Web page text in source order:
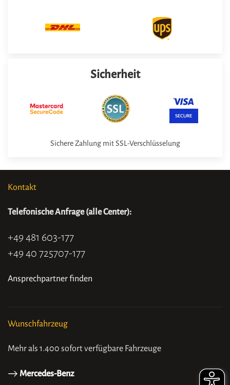
Sicherheit
Sichere Zahlung mit SSL-Verschlüsselung
Kontakt
Telefonische Anfrage (alle Center):
+49 481 603-177
+49 40 725707-177
Ansprechpartner finden
Wunschfahrzeug
Mehr als 1.400 sofort verfügbare Fahrzeuge
Mercedes-Benz